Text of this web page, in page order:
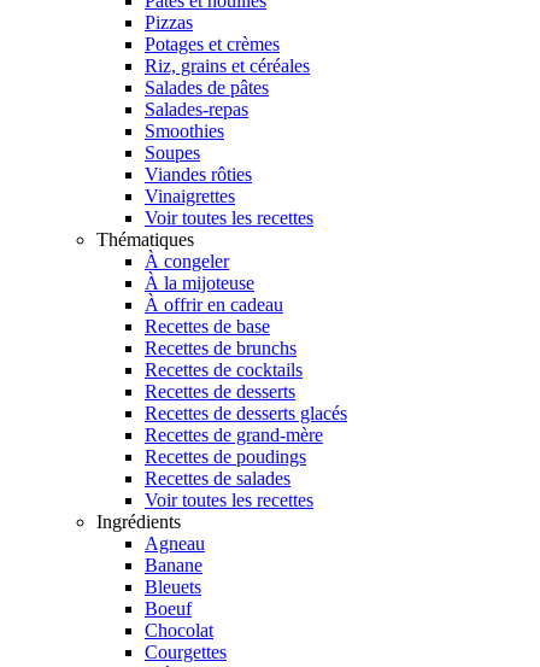
Pizzas
Potages et crèmes
Riz, grains et céréales
Salades de pâtes
Salades-repas
Smoothies
Soupes
Viandes rôties
Vinaigrettes
Voir toutes les recettes
Thématiques
À congeler
À la mijoteuse
À offrir en cadeau
Recettes de base
Recettes de brunchs
Recettes de cocktails
Recettes de desserts
Recettes de desserts glacés
Recettes de grand-mère
Recettes de poudings
Recettes de salades
Voir toutes les recettes
Ingrédients
Agneau
Banane
Bleuets
Boeuf
Chocolat
Courgettes